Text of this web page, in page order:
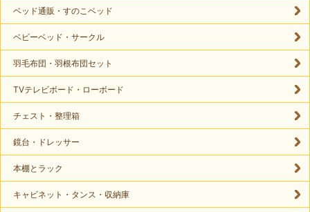
ベッド通販・すのこベッド
ベビーベッド・サークル
羽毛布団・羽根布団セット
TVテレビボード・ローボード
チェスト・整理箱
鏡台・ドレッサー
本棚とラック
キャビネット・タンス・収納庫